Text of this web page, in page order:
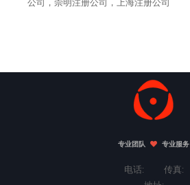
公司，崇明注册公司，上海注册公司
专业团队 专业服务
电话: 传真: